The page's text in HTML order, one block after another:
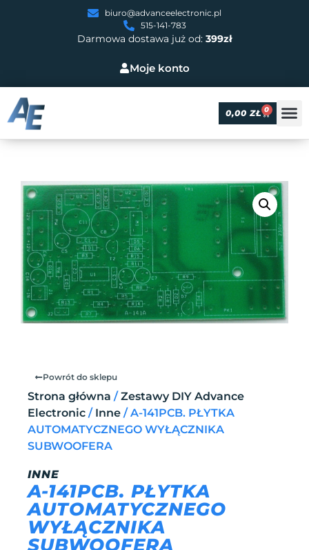
Moje konto
Darmowa dostawa już od: 399zł
biuro@advanceelectronic.pl
515-141-783
0,00 ZŁ 0
Powrót do sklepu
Strona główna /Zestawy DIY Advance
Electronic / Inne / A-141PCB. PŁYTKA
AUTOMATYCZNEGO WYŁĄCZNIKA
SUBWOOFERA
INNE
A-141PCB. PŁYTKA
AUTOMATYCZNEGO
WYŁĄCZNIKA
SUBWOOFERA